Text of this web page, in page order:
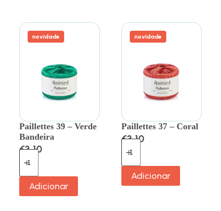
novidade
Paillettes 39 – Verde
Bandeira
€3.10
Adicionar
novidade
Paillettes 37 – Coral
€3.10
Adicionar